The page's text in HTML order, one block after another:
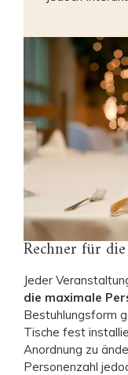
Rechner für
Jeder
die maximale
Bestuhlungsform
Tische fest
Anordnung zu
Personenzahl